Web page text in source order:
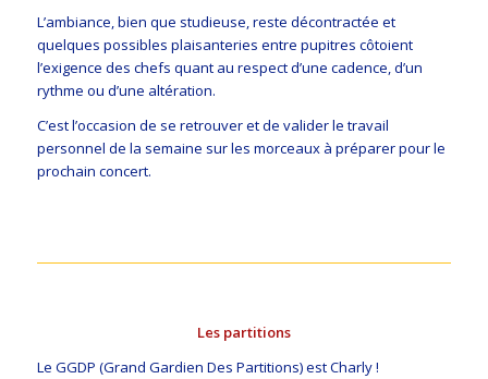
L’ambiance, bien que studieuse, reste décontractée et
quelques possibles plaisanteries entre pupitres côtoient
l’exigence des chefs quant au respect d’une cadence, d’un
rythme ou d’une altération.
C’est l’occasion de se retrouver et de valider le travail
personnel de la semaine sur les morceaux à préparer pour le
prochain concert.
Les partitions
Le GGDP (Grand Gardien Des Partitions) est Charly !